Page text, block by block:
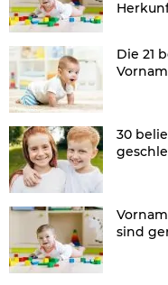
Die 21
30
sind